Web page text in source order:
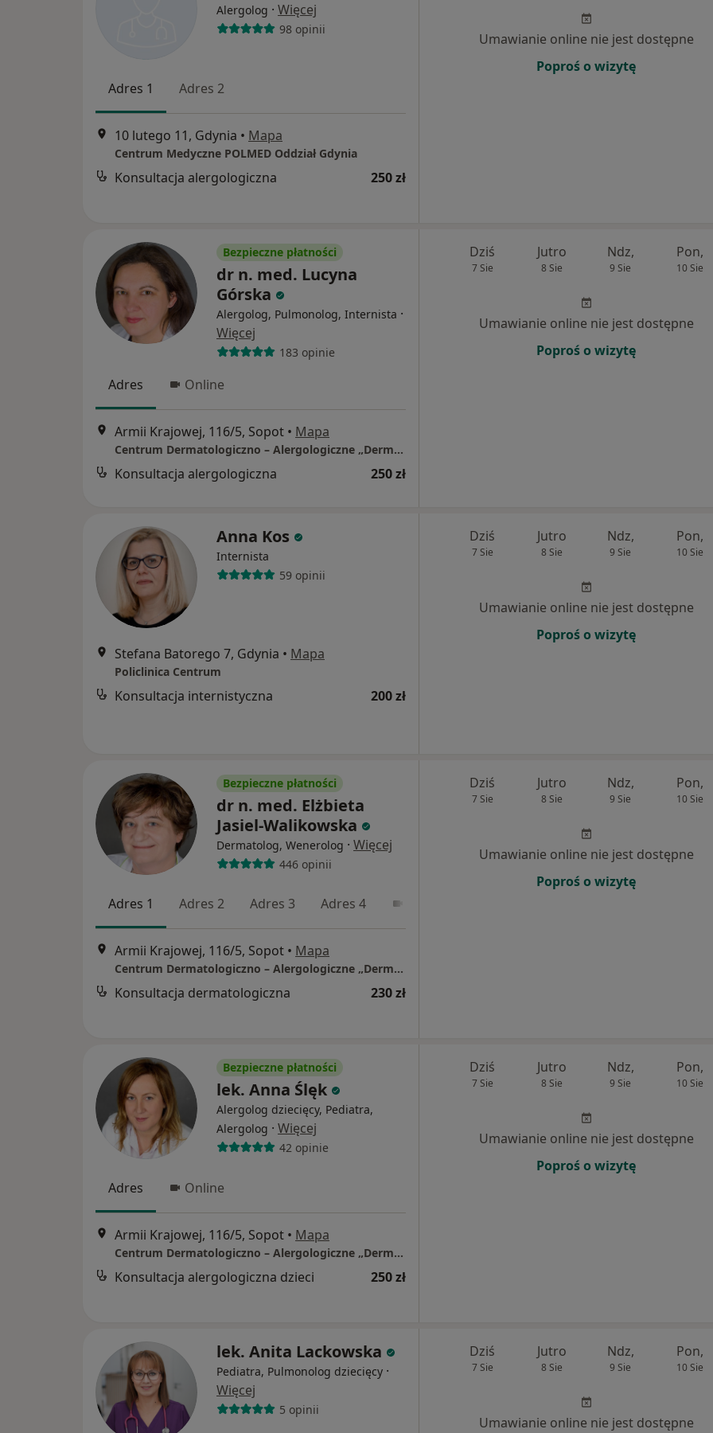
Alergolog · Więcej
98 opinii
Adres 1 Adres 2
10 lutego 11, Gdynia • Mapa
Centrum Medyczne POLMED Oddział Gdynia
Konsultacja alergologiczna 250 zł
Umawianie online nie jest dostępne
Poproś o wizytę
Bezpieczne płatności
dr n. med. Lucyna
Górska
Alergolog, Pulmonolog, Internista ·
Więcej
183 opinie
Adres Online
Armii Krajowej, 116/5, Sopot • Mapa
Centrum Dermatologiczno – Alergologiczne „Derm-Al”
Konsultacja alergologiczna 250 zł
Dziś
7 Sie
Jutro
8 Sie
Ndz,
9 Sie
Pon,
10 Sie
Umawianie online nie jest dostępne
Poproś o wizytę
Anna Kos
Internista
59 opinii
Stefana Batorego 7, Gdynia • Mapa
Policlinica Centrum
Konsultacja internistyczna 200 zł
Dziś
7 Sie
Jutro
8 Sie
Ndz,
9 Sie
Pon,
10 Sie
Umawianie online nie jest dostępne
Poproś o wizytę
Bezpieczne płatności
dr n. med. Elżbieta
Jasiel-Walikowska
Dermatolog, Wenerolog · Więcej
446 opinii
Adres 1 Adres 2 Adres 3 Adres 4
Armii Krajowej, 116/5, Sopot • Mapa
Centrum Dermatologiczno – Alergologiczne „Derm-Al”
Konsultacja dermatologiczna 230 zł
Dziś
7 Sie
Jutro
8 Sie
Ndz,
9 Sie
Pon,
10 Sie
Umawianie online nie jest dostępne
Poproś o wizytę
Bezpieczne płatności
lek. Anna Ślęk
Alergolog dziecięcy, Pediatra,
Alergolog · Więcej
42 opinie
Adres Online
Armii Krajowej, 116/5, Sopot • Mapa
Centrum Dermatologiczno – Alergologiczne „Derm-Al”
Konsultacja alergologiczna dzieci 250 zł
Dziś
7 Sie
Jutro
8 Sie
Ndz,
9 Sie
Pon,
10 Sie
Umawianie online nie jest dostępne
Poproś o wizytę
lek. Anita Lackowska
Pediatra, Pulmonolog dziecięcy ·
Więcej
5 opinii
Dziś
7 Sie
Jutro
8 Sie
Ndz,
9 Sie
Pon,
10 Sie
Umawianie online nie jest dostępne